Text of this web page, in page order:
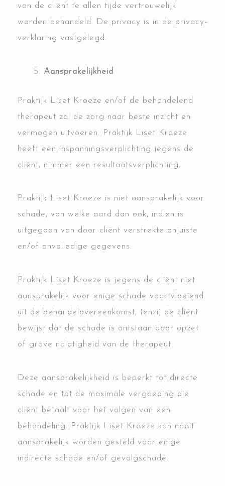
van de cliënt te allen tijde vertrouwelijk
worden behandeld. De privacy is in de privacy-
verklaring vastgelegd.
Aansprakelijkheid
Praktijk Liset Kroeze en/of de behandelend
therapeut zal de zorg naar beste inzicht en
vermogen uitvoeren. Praktijk Liset Kroeze
heeft een inspanningsverplichting jegens de
cliënt, nimmer een resultaatsverplichting.
Praktijk Liset Kroeze is niet aansprakelijk voor
schade, van welke aard dan ook, indien is
uitgegaan van door cliënt verstrekte onjuiste
en/of onvolledige gegevens.
Praktijk Liset Kroeze is jegens de cliënt niet
aansprakelijk voor enige schade voortvloeiend
uit de behandelovereenkomst, tenzij de cliënt
bewijst dat de schade is ontstaan door opzet
of grove nalatigheid van de therapeut.
Deze aansprakelijkheid is beperkt tot directe
schade en tot de maximale vergoeding die
cliënt betaalt voor het volgen van een
behandeling. Praktijk Liset Kroeze kan nooit
aansprakelijk worden gesteld voor enige
indirecte schade en/of gevolgschade.